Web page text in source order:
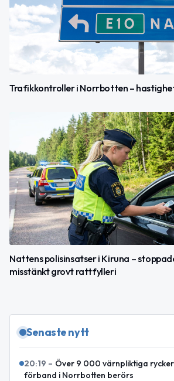
Trafikkontroller i Norrbotten –
Nattens polisinsatser i Kiruna –
misstänkt grovt rattfylleri
Senaste nytt
20:19 – Över 9 000 värnpliktiga
förband i Norrbotten berörs